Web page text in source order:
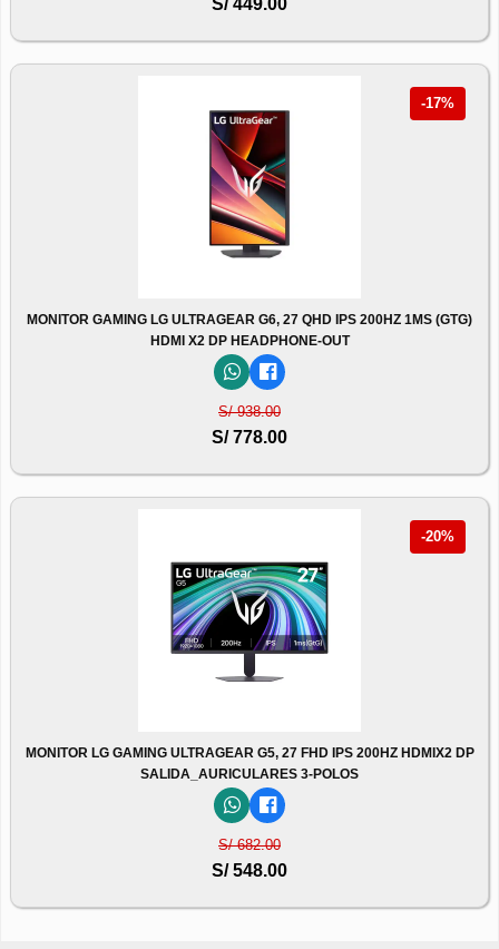
-17%
MONITOR GAMING LG ULTRAGEAR G6, 27 QHD IPS 200HZ 1MS (GTG)
HDMI X2 DP HEADPHONE-OUT
S/ 938.00
S/ 778.00
-20%
MONITOR LG GAMING ULTRAGEAR G5, 27 FHD IPS 200HZ HDMIX2 DP
SALIDA_AURICULARES 3-POLOS
S/ 682.00
S/ 548.00